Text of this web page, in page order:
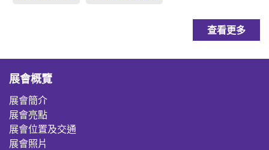
查看更多
展會概覽
展會簡介
展會亮點
展會位置及交通
展會照片